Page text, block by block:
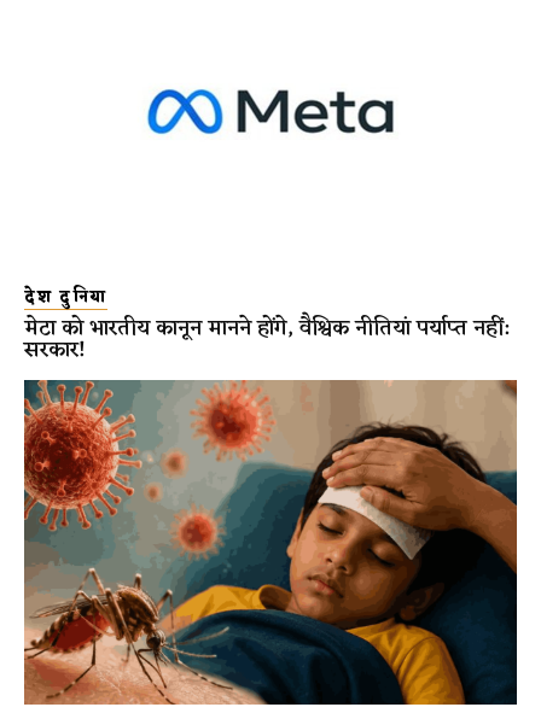
देश दुनिया
मेटा को भारतीय कानून मानने होंगे, वैश्विक नीतियां पर्याप्त नहीं:
सरकार!